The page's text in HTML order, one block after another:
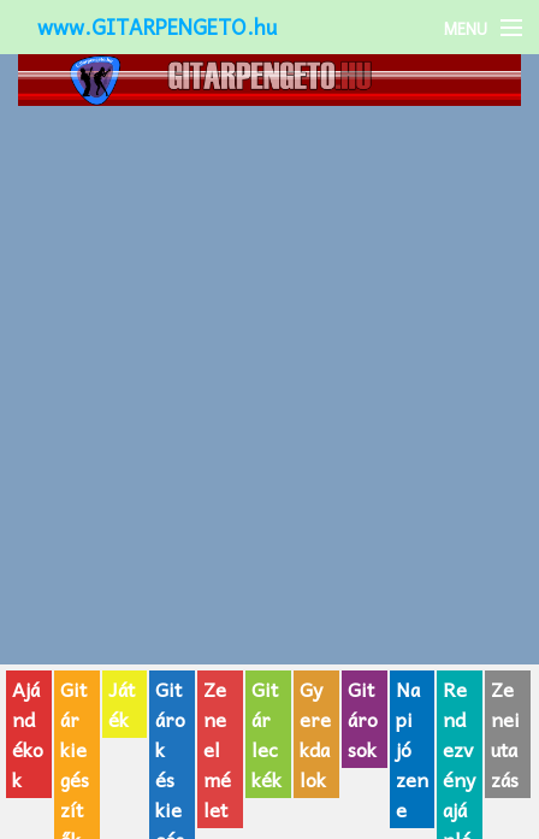
www.GITARPENGETO.hu MENU
Népszerű-
AJÁNDÉK ÖTLETEK
Vicces
GITÁR MÁRKÁK
Ajá
nd
éko
k
Git
ár
kie
gés
zít
Ját
ék
Git
áro
k
és
kie
Ze
ne
el
mé
let
Git
ár
lec
kék
Gy
ere
kda
lok
Git
áro
sok
Na
pi
jó
zen
e
Re
nd
ezv
ény
ajá
Ze
nei
uta
zás